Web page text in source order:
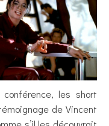
les short
de Vincent